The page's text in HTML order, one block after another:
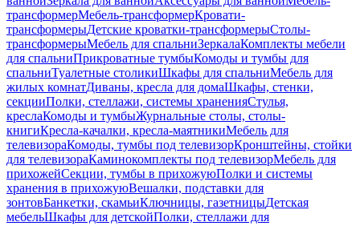
трансформерМебель-трансформерКровати-
трансформерыДетские кроватки-трансформерыСтолы-
трансформерыМебель для спальниЗеркалаКомплекты мебели
для спальниПрикроватные тумбыКомоды и тумбы для
спальниТуалетные столикиШкафы для спальниМебель для
жилых комнатДиваны, кресла для домаШкафы, стенки,
секцииПолки, стеллажи, системы храненияСтулья,
креслаКомоды и тумбыЖурнальные столы, столы-
книгиКресла-качалки, кресла-маятникиМебель для
телевизораКомоды, тумбы под телевизорКронштейны, стойки
для телевизораКаминокомплекты под телевизорМебель для
прихожейСекции, тумбы в прихожуюПолки и системы
хранения в прихожуюВешалки, подставки для
зонтовБанкетки, скамьиКлючницы, газетницыДетская
мебельШкафы для детскойПолки, стеллажи для